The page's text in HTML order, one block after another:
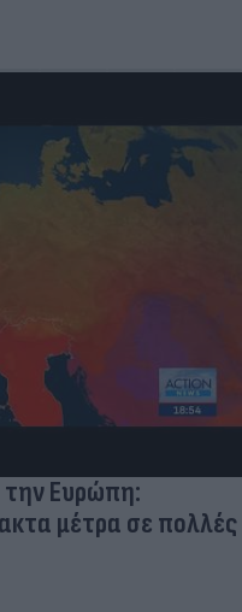
Ευρώπη:
μέτρα σε πολλές